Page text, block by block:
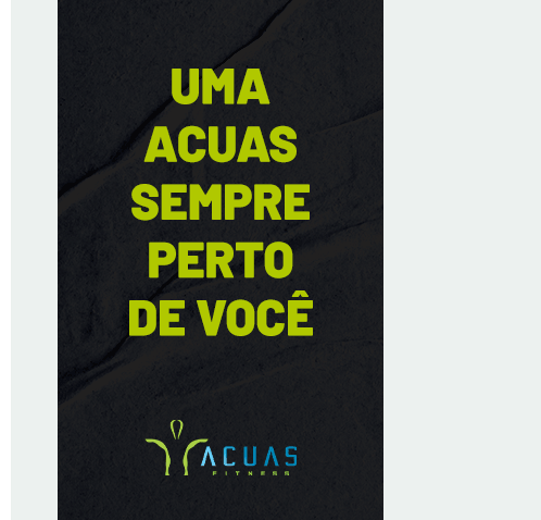
invasivo para obstruções nas artérias do
coração no Hospital de Base
Sala de Concerto, da Rádio MEC, celebra
Radamés Gnattali nesta sexta
Indígenas Pirahã vão ter acesso a
consultas e exames em expedição do SUS
no Amazonas
Reposição de testosterona não é
obrigatória para mulheres